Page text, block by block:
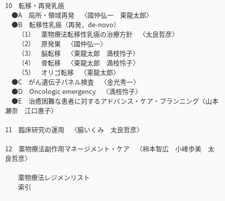
10 転移・再発乳癌
●A 局所・領域再発 〈國仲弘一 東龍太郎〉
●B 転移性乳癌（再発，de-novo）
（1） 薬物療法転移性乳癌の治療方針 〈太良哲彦〉
（2） 原発巣 〈國仲弘一〉
（3） 脳転移 〈東龍太郎 満枝怜子〉
（4） 骨転移 〈東龍太郎 満枝怜子〉
（5） オリゴ転移 〈東龍太郎〉
●C がん遺伝子パネル検査 〈金光秀一〉
●D Oncologic emergency 〈満枝怜子〉
●E 治癒困難な患者に対するアドバンス・ケア・プランニング〈山本
瀬奈 江口惠子〉
11 臨床研究の運用 〈脇いくみ 太良哲彦〉
12 薬物療法副作用マネージメント・ケア 〈柿本智広 小峰歩美 太
良哲彦〉
薬物療法レジメンリスト
索引